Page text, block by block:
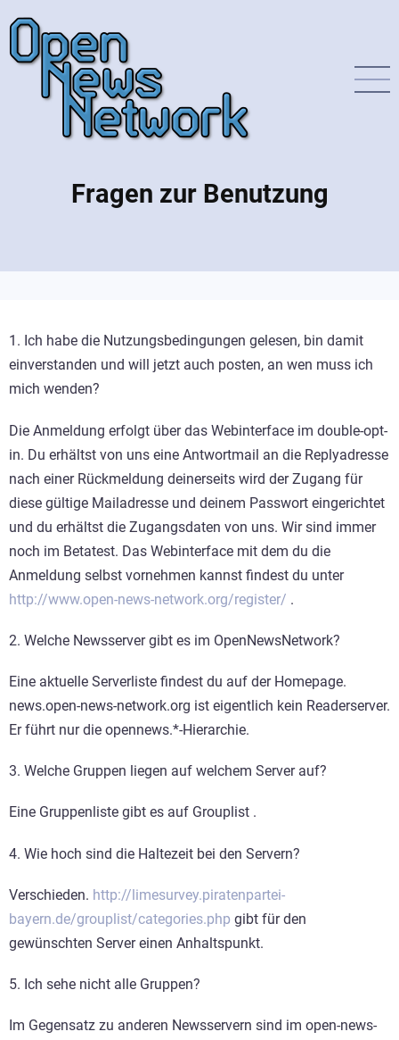
Inhalt
Fragen zur Benutzung
1. Ich habe die Nutzungsbedingungen gelesen, bin damit
einverstanden und will jetzt auch posten, an wen muss ich
mich wenden?
Die Anmeldung erfolgt über das Webinterface im double-opt-
in. Du erhältst von uns eine Antwortmail an die Replyadresse
nach einer Rückmeldung deinerseits wird der Zugang für
diese gültige Mailadresse und deinem Passwort eingerichtet
und du erhältst die Zugangsdaten von uns. Wir sind immer
noch im Betatest. Das Webinterface mit dem du die
Anmeldung selbst vornehmen kannst findest du unter
http://www.open-news-network.org/register/ .
2. Welche Newsserver gibt es im OpenNewsNetwork?
Eine aktuelle Serverliste findest du auf der Homepage.
news.open-news-network.org ist eigentlich kein Readerserver.
Er führt nur die opennews.*-Hierarchie.
3. Welche Gruppen liegen auf welchem Server auf?
Eine Gruppenliste gibt es auf Grouplist .
4. Wie hoch sind die Haltezeit bei den Servern?
Verschieden. http://limesurvey.piratenpartei-
bayern.de/grouplist/categories.php gibt für den
gewünschten Server einen Anhaltspunkt.
5. Ich sehe nicht alle Gruppen?
Im Gegensatz zu anderen Newsservern sind im open-news-